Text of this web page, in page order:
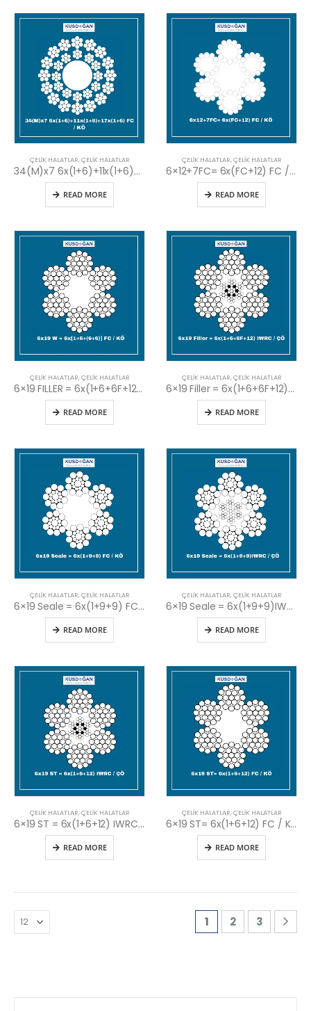
ÇELIK HALATLAR,ÇELIK HALATLAR
34(M)x7 6x(1+6)+11x(1+6)+17x(1+6) FC / KÖ
READ MORE
ÇELIK HALATLAR,ÇELIK HALATLAR
6×12+7FC= 6x(FC+12) FC / KÖ
READ MORE
ÇELIK HALATLAR,ÇELIK HALATLAR
6×19 FILLER = 6x(1+6+6F+12) FC / KÖ
READ MORE
ÇELIK HALATLAR,ÇELIK HALATLAR
6×19 Filler = 6x(1+6+6F+12) IWRC / ÇÖ
READ MORE
ÇELIK HALATLAR,ÇELIK HALATLAR
6×19 Seale = 6x(1+9+9) FC / KÖ
READ MORE
ÇELIK HALATLAR,ÇELIK HALATLAR
6×19 Seale = 6x(1+9+9)IWRC / ÇÖ
READ MORE
ÇELIK HALATLAR,ÇELIK HALATLAR
6×19 ST = 6x(1+6+12) IWRC / ÇÖ
READ MORE
ÇELIK HALATLAR,ÇELIK HALATLAR
6×19 ST= 6x(1+6+12) FC / KÖ
READ MORE
1 2 3